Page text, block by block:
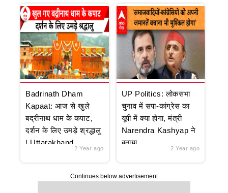
Badrinath Dham
Kapaat: आज से खुले
बद्रीनाथ धाम के कपाट,
दर्शन के लिए उमड़े श्रद्धालु
| Uttarakhand
2 Year ago
UP Politics: लोकसभा
चुनाव में सपा-कांग्रेस का
यूपी में क्या होगा, मंत्री
Narendra Kashyap ने
बताया
2 Year ago
Continues below advertisement